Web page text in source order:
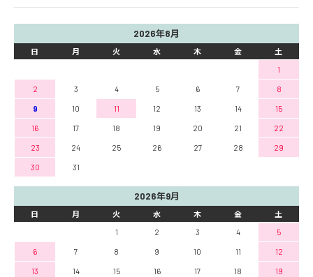
2026年8月
日 月 火 水 木 金
土
1
2 3 4 5 6 7 8
9 10 11 12 13 14 15
16 17 18 19 20 21 22
23 24 25 26 27 28 29
30 31
2026年9月
日 月 火 水 木 金
土
1
2 3 4 5
6 7 8 9 10 11 12
13 14 15 16 17 18 19